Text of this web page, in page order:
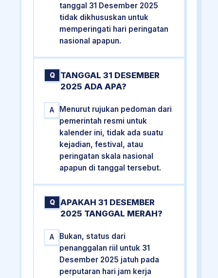
tanggal 31 Desember 2025
tidak dikhususkan untuk
memperingati hari peringatan
nasional apapun.
Q
TANGGAL 31 DESEMBER
2025 ADA APA?
A
Menurut rujukan pedoman dari
pemerintah resmi untuk
kalender ini, tidak ada suatu
kejadian, festival, atau
peringatan skala nasional
apapun di tanggal tersebut.
Q
APAKAH 31 DESEMBER
2025 TANGGAL MERAH?
A
Bukan, status dari
penanggalan riil untuk 31
Desember 2025 jatuh pada
perputaran hari jam kerja